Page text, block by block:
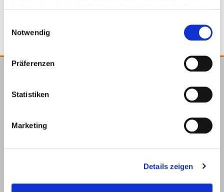
Notwendig
Präferenzen
Statistiken
Marketing
Details zeigen
Unter
Hofe 5
58099
info@eurotec.team